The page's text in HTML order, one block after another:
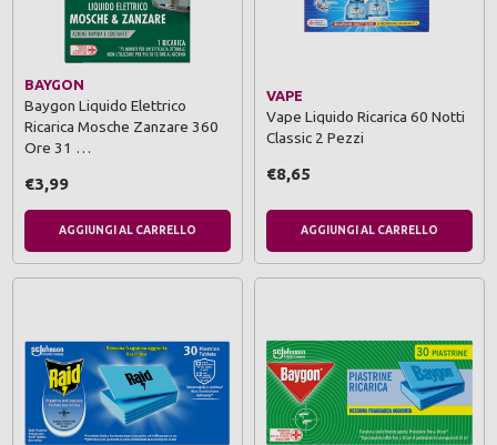
BAYGON
Baygon Liquido Elettrico
Ricarica Mosche Zanzare 360
Ore 31 …
€3,99
AGGIUNGI AL CARRELLO
VAPE
Vape Liquido Ricarica 60 Notti
Classic 2 Pezzi
€8,65
AGGIUNGI AL CARRELLO